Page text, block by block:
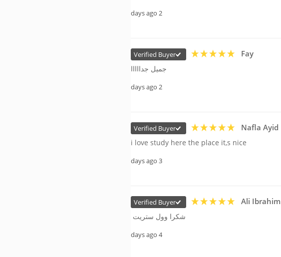
2 days ago
Fay
Verified Buyer
جميل جدااااا
2 days ago
Nafla Ayid
Verified Buyer
i love study here the place it,s nice
3 days ago
Ali Ibrahim
Verified Buyer
شكرا وول ستريت
4 days ago